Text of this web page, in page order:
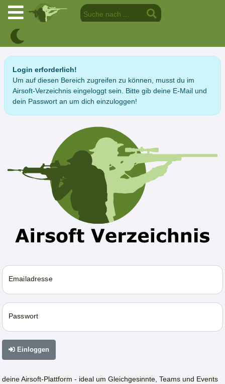
Login erforderlich!
Um auf diesen Bereich zugreifen zu können, musst du im
Airsoft-Verzeichnis eingeloggt sein. Bitte gib deine E-Mail und
dein Passwort an um dich einzuloggen!
Emailadresse
Passwort
Einloggen
deine Airsoft-Plattform - ideal um Gleichgesinnte, Teams und Events